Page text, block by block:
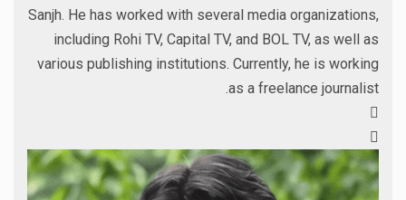
Sanjh. He has worked with several media organizations,
including Rohi TV, Capital TV, and BOL TV, as well as
various publishing institutions. Currently, he is working
as a freelance journalist.